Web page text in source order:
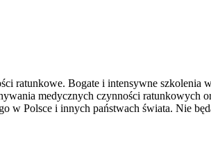
ratunkowe. Bogate i intensywne szkolenia
medycznych czynności ratunkowych
w Polsce i innych państwach świata. Nie